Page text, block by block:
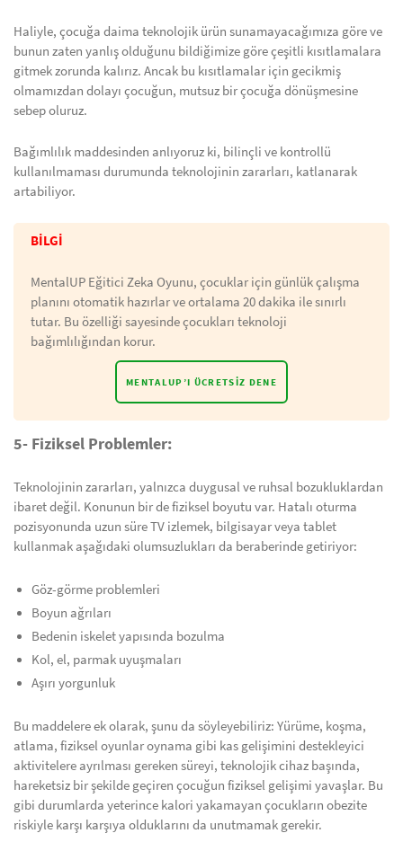
Haliyle, çocuğa daima teknolojik ürün sunamayacağımıza göre ve
bunun zaten yanlış olduğunu bildiğimize göre çeşitli kısıtlamalara
gitmek zorunda kalırız. Ancak bu kısıtlamalar için gecikmiş
olmamızdan dolayı çocuğun, mutsuz bir çocuğa dönüşmesine
sebep oluruz.
Bağımlılık maddesinden anlıyoruz ki, bilinçli ve kontrollü
kullanılmaması durumunda teknolojinin zararları, katlanarak
artabiliyor.
BİLGİ
MentalUP Eğitici Zeka Oyunu, çocuklar için günlük çalışma
planını otomatik hazırlar ve ortalama 20 dakika ile sınırlı
tutar. Bu özelliği sayesinde çocukları teknoloji
bağımlılığından korur.
MENTALUP’I ÜCRETSIZ DENE
5- Fiziksel Problemler:
Teknolojinin zararları, yalnızca duygusal ve ruhsal bozukluklardan
ibaret değil. Konunun bir de fiziksel boyutu var. Hatalı oturma
pozisyonunda uzun süre TV izlemek, bilgisayar veya tablet
kullanmak aşağıdaki olumsuzlukları da beraberinde getiriyor:
Göz-görme problemleri
Boyun ağrıları
Bedenin iskelet yapısında bozulma
Kol, el, parmak uyuşmaları
Aşırı yorgunluk
Bu maddelere ek olarak, şunu da söyleyebiliriz: Yürüme, koşma,
atlama, fiziksel oyunlar oynama gibi kas gelişimini destekleyici
aktivitelere ayrılması gereken süreyi, teknolojik cihaz başında,
hareketsiz bir şekilde geçiren çocuğun fiziksel gelişimi yavaşlar. Bu
gibi durumlarda yeterince kalori yakamayan çocukların obezite
riskiyle karşı karşıya olduklarını da unutmamak gerekir.